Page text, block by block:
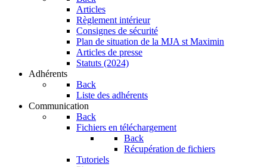
Articles
Règlement intérieur
Consignes de sécurité
Plan de situation de la MJA st Maximin
Articles de presse
Statuts (2024)
Adhérents
Back
Liste des adhérents
Communication
Back
Fichiers en téléchargement
Back
Récupération de fichiers
Tutoriels